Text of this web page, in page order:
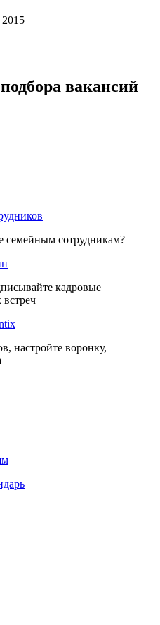
вакансий
семейным сотрудникам?
кадровые
настройте воронку,